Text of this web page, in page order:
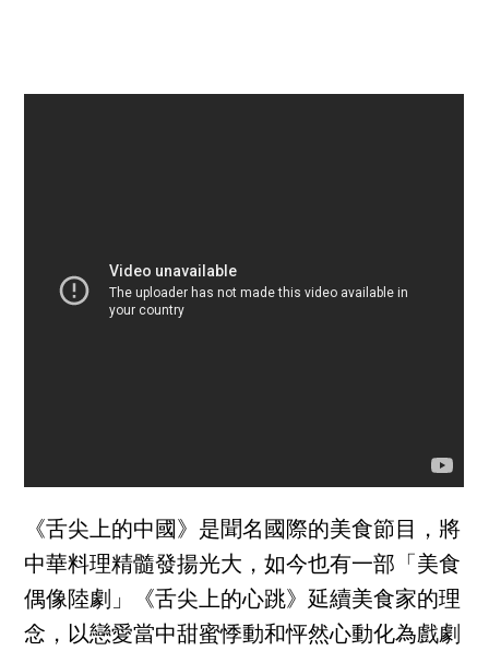
《舌尖上的中國》是聞名國際的美食節目，將
中華料理精髓發揚光大，如今也有一部「美食
偶像陸劇」《舌尖上的心跳》延續美食家的理
念，以戀愛當中甜蜜悸動和怦然心動化為戲劇